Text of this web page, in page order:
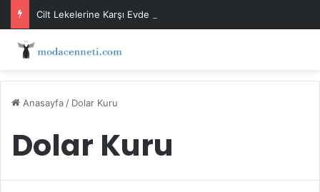
Cilt Lekelerine Karşı Evde Maske Önerileri
Anasayfa / Dolar Kuru
Dolar Kuru